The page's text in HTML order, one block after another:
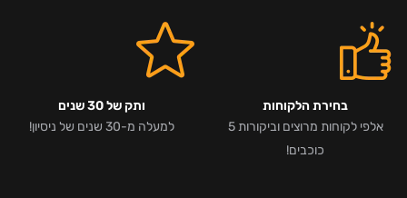
בחירת הלקוחות
אלפי לקוחות מרוצים וביקורות 5
כוכבים!
ותק של 30 שנים
למעלה מ-30 שנים של ניסיון!